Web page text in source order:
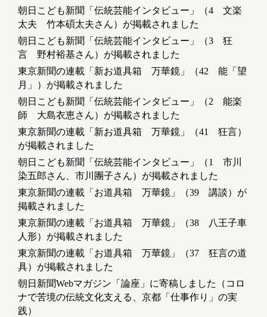
朝日こども新聞「伝統芸能インタビュー」（4 文楽
太夫 竹本碩太夫さん）が掲載されました
朝日こども新聞「伝統芸能インタビュー」（3 狂
言 野村裕基さん）が掲載されました
東京新聞の連載「新お道具箱 万華鏡」（42 能「望
月」）が掲載されました
朝日こども新聞「伝統芸能インタビュー」（2 能楽
師 大島衣恵さん）が掲載されました
東京新聞の連載「新お道具箱 万華鏡」（41 狂言）
が掲載されました
朝日こども新聞「伝統芸能インタビュー」（1 市川
染五郎さん、市川團子さん）が掲載されました
東京新聞の連載「お道具箱 万華鏡」（39 講談）が
掲載されました
東京新聞の連載「お道具箱 万華鏡」（38 八王子車
人形）が掲載されました
東京新聞の連載「お道具箱 万華鏡」（37 狂言の道
具）が掲載されました
朝日新聞Webマガジン「論座」に寄稿しました（コロ
ナで苦境の伝統文化支える、京都「仕事作り」の実
践）